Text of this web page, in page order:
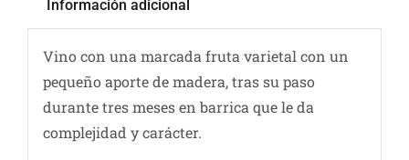
Información adicional
Vino con una marcada fruta varietal con un
pequeño aporte de madera, tras su paso
durante tres meses en barrica que le da
complejidad y carácter.